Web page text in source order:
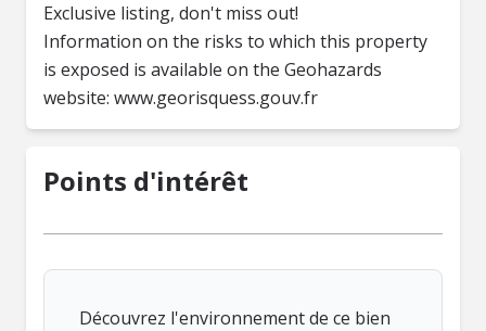
Exclusive listing, don't miss out!
Information on the risks to which this property
is exposed is available on the Geohazards
website: www.georisquess.gouv.fr
Points d'intérêt
Découvrez l'environnement de ce bien